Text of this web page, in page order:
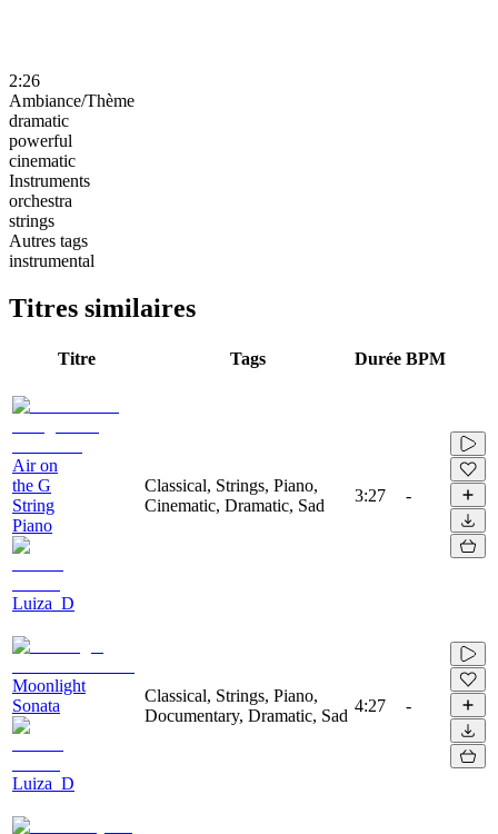
2:26
Ambiance/Thème
dramatic
powerful
cinematic
Instruments
orchestra
strings
Autres tags
instrumental
Titres similaires
Titre Tags Durée BPM
Air on
the G
String
Piano
Luiza_D
Classical, Strings, Piano,
Cinematic, Dramatic, Sad
3:27 -
Moonlight
Sonata
Luiza_D
Classical, Strings, Piano,
Documentary, Dramatic, Sad
4:27 -